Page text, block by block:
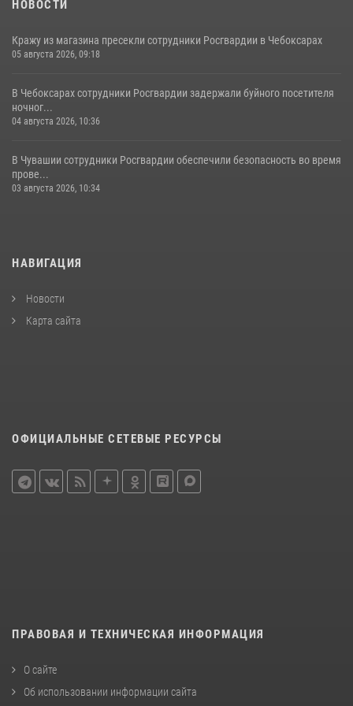
НОВОСТИ
Кражу из магазина пресекли сотрудники Росгвардии в Чебоксарах
05 августа 2026, 09:18
В Чебоксарах сотрудники Росгвардии задержали буйного посетителя
ночног...
04 августа 2026, 10:36
В Чувашии сотрудники Росгвардии обеспечили безопасность во время
прове...
03 августа 2026, 10:34
НАВИГАЦИЯ
Новости
Карта сайта
ОФИЦИАЛЬНЫЕ СЕТЕВЫЕ РЕСУРСЫ
ПРАВОВАЯ И ТЕХНИЧЕСКАЯ ИНФОРМАЦИЯ
О сайте
Об использовании информации сайта